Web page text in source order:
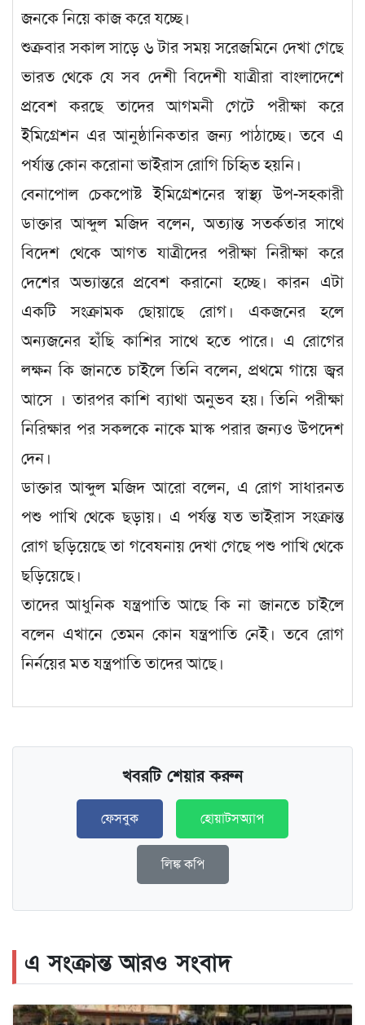
জনকে নিয়ে কাজ করে যচ্ছে।
শুক্রবার সকাল সাড়ে ৬ টার সময় সরেজমিনে দেখা গেছে
ভারত থেকে যে সব দেশী বিদেশী যাত্রীরা বাংলাদেশে
প্রবেশ করছে তাদের আগমনী গেটে পরীক্ষা করে
ইমিগ্রেশন এর আনুষ্ঠানিকতার জন্য পাঠাচ্ছে। তবে এ
পর্যান্ত কোন করোনা ভাইরাস রোগি চিহিৃত হয়নি।
বেনাপোল চেকপোষ্ট ইমিগ্রেশনের স্বাস্থ্য উপ-সহকারী
ডাক্তার আব্দুল মজিদ বলেন, অত্যান্ত সতর্কতার সাথে
বিদেশ থেকে আগত যাত্রীদের পরীক্ষা নিরীক্ষা করে
দেশের অভ্যান্তরে প্রবেশ করানো হচ্ছে। কারন এটা
একটি সংক্রামক ছোয়াছে রোগ। একজনের হলে
অন্যজনের হাঁছি কাশির সাথে হতে পারে। এ রোগের
লক্ষন কি জানতে চাইলে তিনি বলেন, প্রথমে গায়ে জ্বর
আসে । তারপর কাশি ব্যাথা অনুভব হয়। তিনি পরীক্ষা
নিরিক্ষার পর সকলকে নাকে মাস্ক পরার জন্যও উপদেশ
দেন।
ডাক্তার আব্দুল মজিদ আরো বলেন, এ রোগ সাধারনত
পশু পাখি থেকে ছড়ায়। এ পর্যন্ত যত ভাইরাস সংক্রান্ত
রোগ ছড়িয়েছে তা গবেষনায় দেখা গেছে পশু পাখি থেকে
ছড়িয়েছে।
তাদের আধুনিক যন্ত্রপাতি আছে কি না জানতে চাইলে
বলেন এখানে তেমন কোন যন্ত্রপাতি নেই। তবে রোগ
নির্নয়ের মত যন্ত্রপাতি তাদের আছে।
খবরটি শেয়ার করুন
ফেসবুক হোয়াটসঅ্যাপ
লিঙ্ক কপি
এ সংক্রান্ত আরও সংবাদ